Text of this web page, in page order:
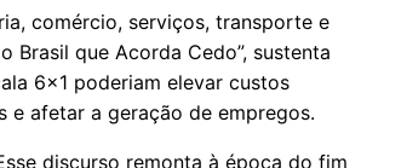
comércio, serviços, transporte e
Brasil que Acorda Cedo”, sustenta
6x1 poderiam elevar custos
e afetar a geração de empregos.
discurso remonta à época do fim